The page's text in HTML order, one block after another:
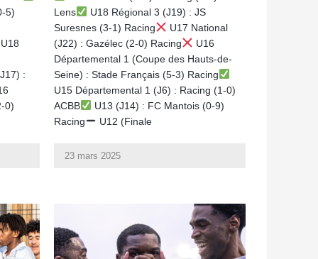
5)
U18
:
0)
Lens
U18 Régional 3 (J19) : JS
Suresnes (3-1) Racing
U17 National
(J22) : Gazélec (2-0) Racing
U16
Départemental 1 (Coupe des Hauts-de-
Seine) : Stade Français (5-3) Racing
U15 Départemental 1 (J6) : Racing (1-0)
ACBB
U13 (J14) : FC Mantois (0-9)
Racing
U12 (Finale
23 mars 2025